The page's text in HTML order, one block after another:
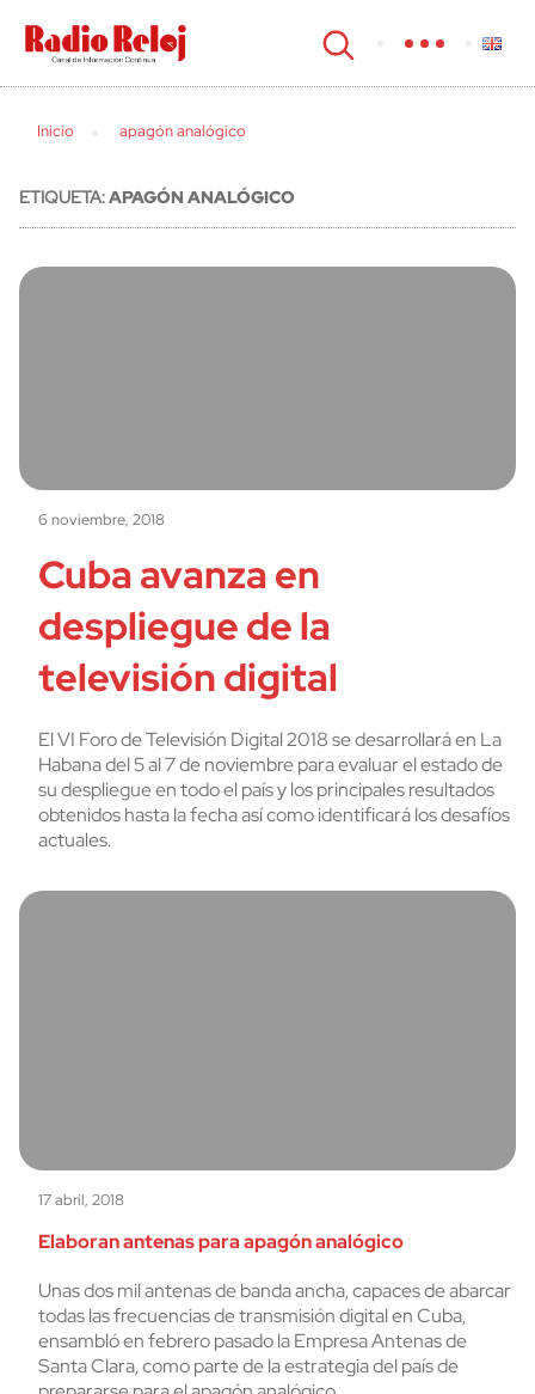
cerrar
Inicio apagón analógico
ETIQUETA:APAGÓN ANALÓGICO
6 noviembre, 2018
Cuba avanza en
despliegue de la
televisión digital
El VI Foro de Televisión Digital 2018 se desarrollará en La
Habana del 5 al 7 de noviembre para evaluar el estado de
su despliegue en todo el país y los principales resultados
obtenidos hasta la fecha así como identificará los desafíos
actuales.
17 abril, 2018
Elaboran antenas para apagón analógico
Unas dos mil antenas de banda ancha, capaces de abarcar
todas las frecuencias de transmisión digital en Cuba,
ensambló en febrero pasado la Empresa Antenas de
Santa Clara, como parte de la estrategia del país de